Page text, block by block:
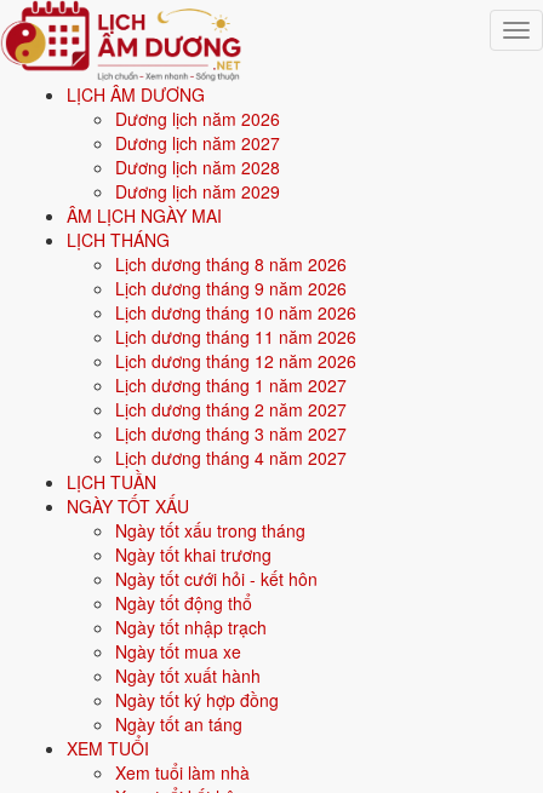
LỊCH ÂM DƯƠNG
Dương lịch năm 2026
Dương lịch năm 2027
Dương lịch năm 2028
Dương lịch năm 2029
ÂM LỊCH NGÀY MAI
LỊCH THÁNG
Lịch dương tháng 8 năm 2026
Lịch dương tháng 9 năm 2026
Lịch dương tháng 10 năm 2026
Lịch dương tháng 11 năm 2026
Lịch dương tháng 12 năm 2026
Lịch dương tháng 1 năm 2027
Lịch dương tháng 2 năm 2027
Lịch dương tháng 3 năm 2027
Lịch dương tháng 4 năm 2027
LỊCH TUẦN
NGÀY TỐT XẤU
Ngày tốt xấu trong tháng
Ngày tốt khai trương
Ngày tốt cưới hỏi - kết hôn
Ngày tốt động thổ
Ngày tốt nhập trạch
Ngày tốt mua xe
Ngày tốt xuất hành
Ngày tốt ký hợp đồng
Ngày tốt an táng
XEM TUỔI
Xem tuổi làm nhà
Trang chủ
Mệnh ngũ hành
Sinh năm 1992
Sinh năm1992mệnh gì? Nhâm Thân Kiếm Phong Kim
- mệnh Kim
Người sinh năm1992là tuổiNhâm Thân(con Khỉ), nạp âm
Phong Kim-Vàng mũi kiếm, mệnhKim. Năm
tuổi dương).
Sinh năm1992(Nhâm Thân, con Khỉ) thuộc mệnh
Kiếm Phong Kim.
Màu hợp:Trắng, Bạc, Xám, Vàng nhạt.
Vận khí khi sinh:Vận 7 Thất Xích Kim (1984-2003) - Tài chính, giao
2026: 35 tuổi mụ, năm Bính Ngọ - Bình hoà với Thái Tuế.
Sinh năm 1992 là tuổi gì, mệnh gì?
Người sinh năm1992là tuổiNhâm Thân
Phong Kim, mệnh Kim
hướng hợp là Tây, Tây Bắc. Bảng dưới đây tóm tắt 10 chỉ số cốt lõi: